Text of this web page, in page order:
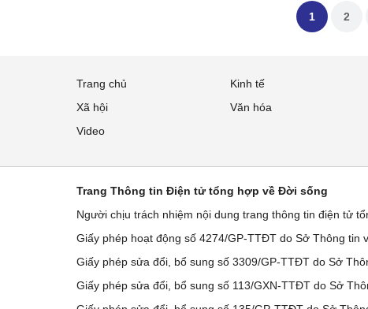
1 2
Trang chủ Kinh tế
Xã hội
Văn hóa
Video
Trang Thông tin Điện tử tổng hợp về Đời sống
Người chịu trách nhiệm nội dung trang thông tin điện tử
Giấy phép hoạt động số 4274/GP-TTĐT do Sở Thông tin
Giấy phép sửa đổi, bổ sung số 3309/GP-TTĐT do Sở
Giấy phép sửa đổi, bổ sung số 113/GXN-TTĐT do Sở